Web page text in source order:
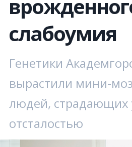
слабоумия
Генетики
вырастили мини-
людей, страдающих
отсталостью